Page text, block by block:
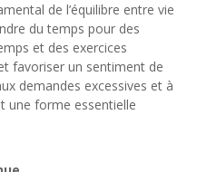
de l’équilibre entre vie
du temps pour des
et des exercices
favoriser un sentiment de
demandes excessives et à
une forme essentielle